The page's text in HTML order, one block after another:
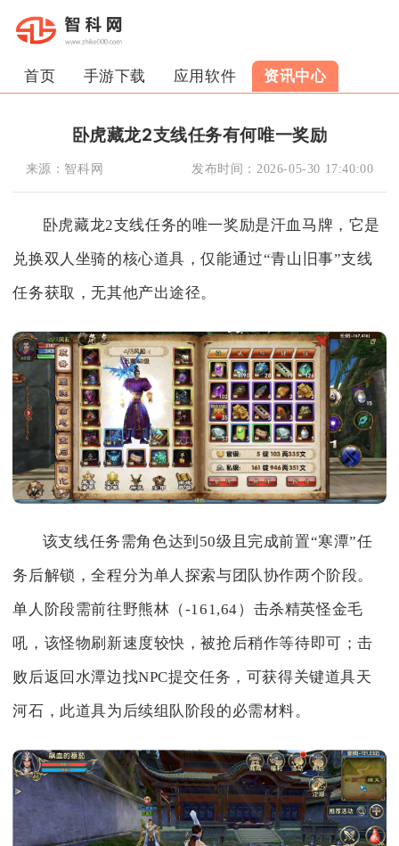
首页 手游下载 应用软件 资讯中心
卧虎藏龙2支线任务有何唯一奖励
来源： 智科网 发布时间： 2026-05-30 17:40:00
卧虎藏龙2支线任务的唯一奖励是汗血马牌，它是
兑换双人坐骑的核心道具，仅能通过“青山旧事”支线
任务获取，无其他产出途径。
该支线任务需角色达到50级且完成前置“寒潭”任
务后解锁，全程分为单人探索与团队协作两个阶段。
单人阶段需前往野熊林（-161,64）击杀精英怪金毛
吼，该怪物刷新速度较快，被抢后稍作等待即可；击
败后返回水潭边找NPC提交任务，可获得关键道具天
河石，此道具为后续组队阶段的必需材料。